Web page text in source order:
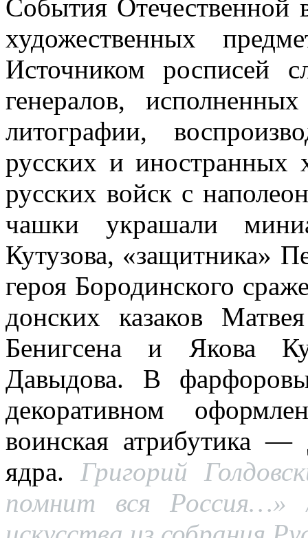
События Отечественной
художественных
Источником росписей
генералов,
литографии,
русских и иностранных
русских войск с
чашки украшали
Кутузова, «защитника»
героя Бородинского
донских казаков
Бенигсена и Якова
Давыдова. В
декоративном
воинская атрибутика
ядра. Григорий
помнит вся Россия…»